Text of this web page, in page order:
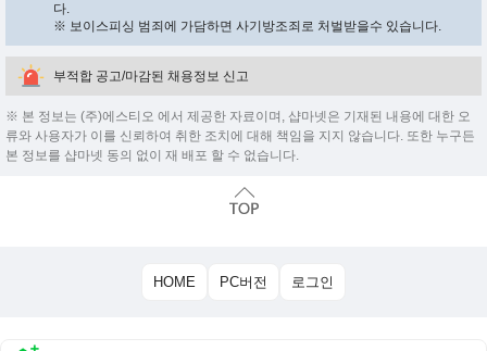
다.
※ 보이스피싱 범죄에 가담하면 사기방조죄로 처벌받을수 있습니다.
부적합 공고/마감된 채용정보 신고
※ 본 정보는 (주)에스티오 에서 제공한 자료이며, 샵마넷은 기재된 내용에 대한 오
류와 사용자가 이를 신뢰하여 취한 조치에 대해 책임을 지지 않습니다. 또한 누구든
본 정보를 샵마넷 동의 없이 재 배포 할 수 없습니다.
HOME PC버전 로그인